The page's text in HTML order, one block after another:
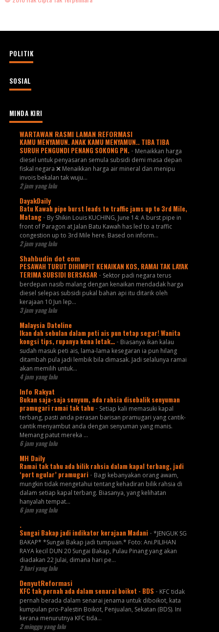
POLITIK
SOSIAL
MINDA KIRI
WARTAWAN RASMI LAMAN REFORMASI
KAMU MENYAMUN. ANAK KAMU MENYAMUN.. TIBA TIBA
SURUH PENGUNDI PENANG SOKONG PN. - Menaikkan harga
diesel untuk penyasaran semula subsidi demi masa depan
fiskal negara ❌ Menaikkan harga air mineral dan menipu
invois bekalan tak wuju...
2 jam yang lalu
DayakDaily
Batu Kawah pipe burst leads to traffic jams up to 3rd Mile,
Matang - By Shikin Louis KUCHING, June 14: A burst pipe in
front of Paragon at Jalan Batu Kawah has led to a traffic
congestion up to 3rd Mile here. Based on inform...
2 jam yang lalu
Shahbudin dot com
PESAWAH TURUT DIHIMPIT KENAIKAN KOS, RAMAI TAK LAYAK
TERIMA SUBSIDI BERSASAR - Sektor padi negara terus
berdepan nasib malang dengan kenaikan mendadak harga
diesel selepas subsidi pukal bahan api itu ditarik oleh
kerajaan 10 Jun lep...
3 jam yang lalu
Malaysia Dateline
Ikan dah sebulan dalam peti ais pun tetap segar! Wanita
kongsi tips, rupanya kena letak… - Biasanya ikan kalau
sudah masuk peti ais, lama-lama kesegaran ia pun hilang
ditambah pula jadi lembik bila dimasak. Jadi selalunya ramai
akan memilih untuk...
4 jam yang lalu
Info Rakyat
Bukan saja-saja senyum, ada rahsia disebalik senyuman
pramugari ramai tak tahu - Setiap kali memasuki kapal
terbang, pasti anda perasan barisan pramugari yang cantik-
cantik menyambut anda dengan senyuman yang manis.
Memang patut mereka ...
6 jam yang lalu
MH Daily
Ramai tak tahu ada bilik rahsia dalam kapal terbang, jadi
‘port ngular’ pramugari - Bagi kebanyakan orang awam,
mungkin tidak mengetahui tentang kehadiran bilik rahsia di
dalam setiap kapal terbang. Biasanya, yang kelihatan
hanyalah tempat...
6 jam yang lalu
.
Sungai Bakap jadi indikator kerajaan Madani - *JENGUK SG
BAKAP* *Sungai Bakap jadi tumpuan.* Foto: Ani.PILIHAN
RAYA kecil DUN 20 Sungai Bakap, Pulau Pinang yang akan
diadakan 22 Julai, dimana hari pe...
2 hari yang lalu
DenyutReformasi
KFC tak pernah ada dalam senarai boikot - BDS - KFC tidak
pernah berada dalam senarai jenama untuk diboikot, kata
kumpulan pro-Palestin Boikot, Penjualan, Sekatan (BDS). Ini
kerana menurutnya KFC tida...
2 minggu yang lalu